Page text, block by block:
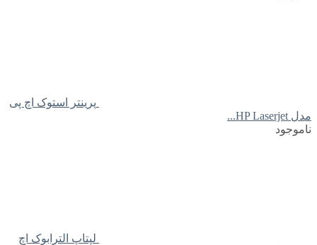
پرینتر استوک اچ پی
مدل HP Laserjet...
ناموجود
لپتاپ الترابوک اچ